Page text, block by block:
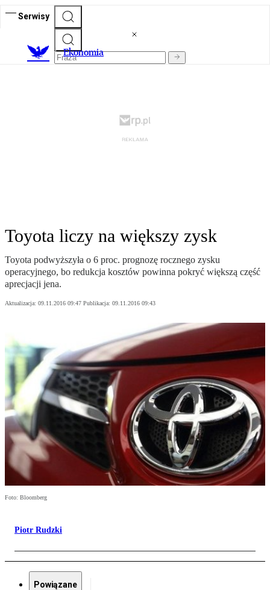
Serwisy
Ekonomia
Toyota liczy na większy zysk
Toyota podwyższyła o 6 proc. prognozę rocznego zysku
operacyjnego, bo redukcja kosztów powinna pokryć większą część
aprecjacji jena.
Aktualizacja: 09.11.2016 09:47 Publikacja: 09.11.2016 09:43
Foto: Bloomberg
Piotr Rudzki
Powiązane